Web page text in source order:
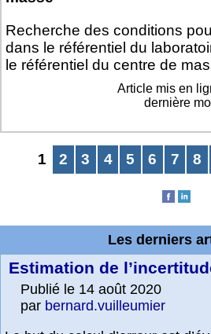
Recherche des conditions
dans le référentiel du
le référentiel du centre de
Article mis en
dernière
1 2 3 4 5 6 7 8
Les derniers
Estimation de
Publié le 14 août 2020
par bernard.vuilleumier